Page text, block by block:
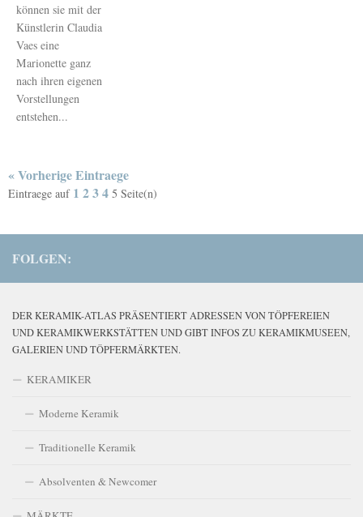
können sie mit der
Künstlerin Claudia
Vaes eine
Marionette ganz
nach ihren eigenen
Vorstellungen
entstehen...
« Vorherige Eintraege
Eintraege auf 1 234 5 Seite(n)
FOLGEN:
DER KERAMIK-ATLAS PRÄSENTIERT ADRESSEN VON TÖPFEREIEN
UND KERAMIKWERKSTÄTTEN UND GIBT INFOS ZU KERAMIKMUSEEN,
GALERIEN UND TÖPFERMÄRKTEN.
KERAMIKER
Moderne Keramik
Traditionelle Keramik
Absolventen & Newcomer